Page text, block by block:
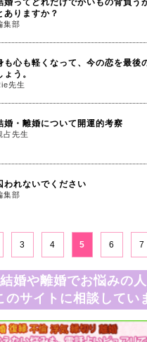
婚ってどれだけでかいもの背負う
ありますか？
集部
も心も軽くなって、今の恋を最後
ょう。
先生
婚・離婚について開運的考察
占先生
われないでください
集部
3 4 5 6 7
結婚や離婚でお悩みの人
のサイトに相談してい